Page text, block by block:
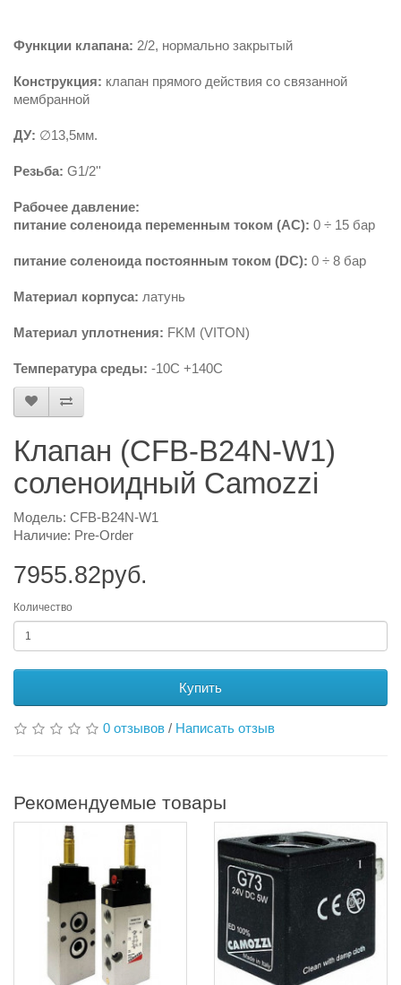
Функции клапана: 2/2, нормально закрытый
Конструкция: клапан прямого действия со связанной
мембранной
ДУ: ∅13,5мм.
Резьба: G1/2''
Рабочее давление:
питание соленоида переменным током (AС): 0 ÷ 15 бар
питание соленоида постоянным током (DС): 0 ÷ 8 бар
Материал корпуса: латунь
Материал уплотнения: FKM (VITON)
Температура среды: -10С +140С
Клапан (CFB-B24N-W1)
соленоидный Camozzi
Модель: CFB-B24N-W1
Наличие: Pre-Order
7955.82руб.
Количество
Купить
0 отзывов / Написать отзыв
Рекомендуемые товары